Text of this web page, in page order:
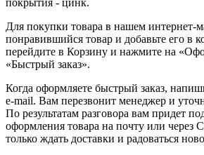
Для покупки товара в нашем интернет-
понравившийся товар и добавьте его в
перейдите в Корзину и нажмите на
«Быстрый заказ».
Когда оформляете быстрый заказ,
e-mail. Вам перезвонит менеджер и
По результатам разговора вам придет
оформления товара на почту или через
только ждать доставки и радоваться